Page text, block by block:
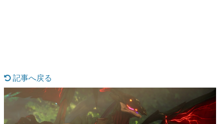
なんでゲームは面白い？
ゲーム開発者・hamatsu氏がゲームの魅力を画面や操作の
具体的な形から解き明かしていく、硬派で骨太な評論連載
です。
記事へ戻る